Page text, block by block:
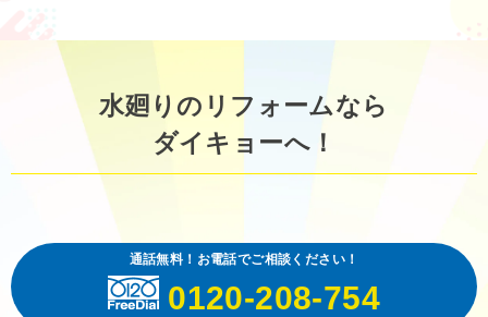
水廻りのリフォームなら
ダイキョーへ！
通話無料！お電話でご相談ください！
0120-208-754